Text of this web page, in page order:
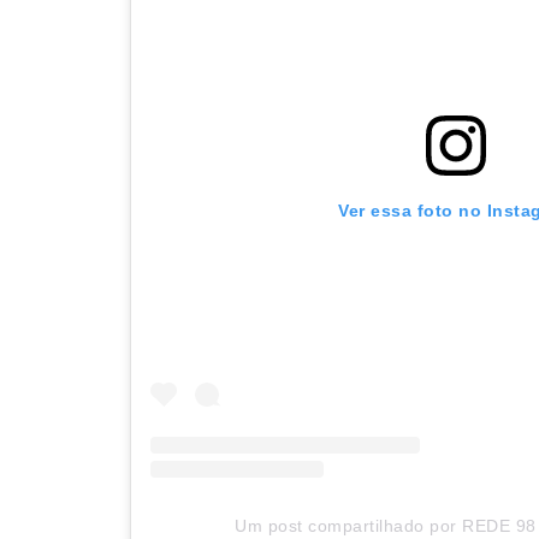
Ver essa foto no
Um post compartilhado por REDE